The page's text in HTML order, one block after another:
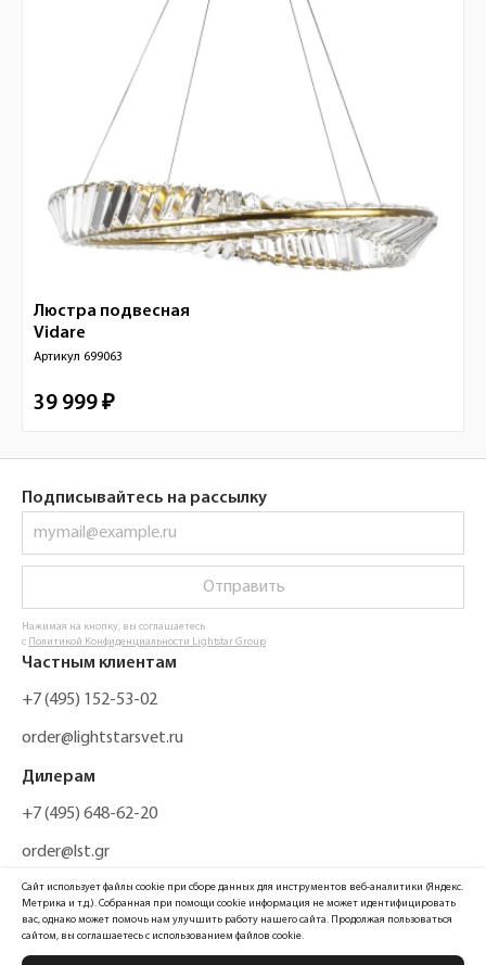
Люстра подвесная
Vidare
Артикул 699063
39 999 ₽
Подписывайтесь на рассылку
Отправить
Нажимая на кнопку, вы соглашаетесь
с Политикой Конфиденциальности Lightstar Group
Частным клиентам
+7 (495) 152-53-02
order@lightstarsvet.ru
Дилерам
+7 (495) 648-62-20
order@lst.gr
Сайт использует файлы cookie при сборе данных для инструментов веб-аналитики (Яндекс.
Метрика и т.д.). Собранная при помощи cookie информация не может идентифицировать
вас, однако может помочь нам улучшить работу нашего сайта. Продолжая пользоваться
сайтом, вы соглашаетесь с использованием файлов cookie.